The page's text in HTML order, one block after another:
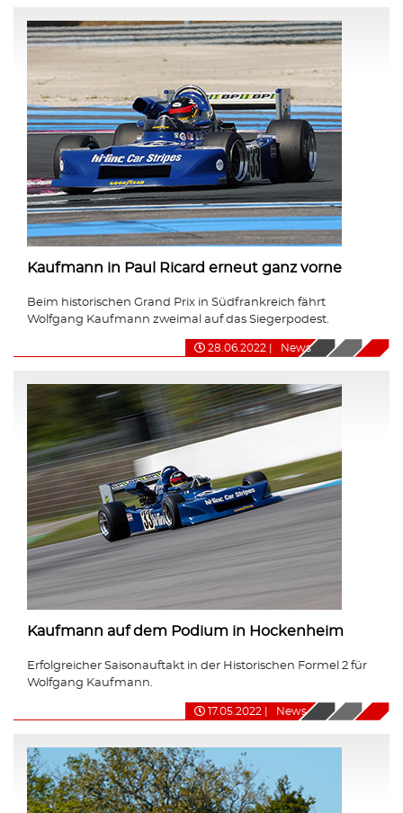
Kaufmann in Paul Ricard erneut ganz vorne
Beim historischen Grand Prix in Südfrankreich fährt
Wolfgang Kaufmann zweimal auf das Siegerpodest.
28.06.2022 News
Kaufmann auf dem Podium in Hockenheim
Erfolgreicher Saisonauftakt in der Historischen Formel 2 für
Wolfgang Kaufmann.
17.05.2022 News